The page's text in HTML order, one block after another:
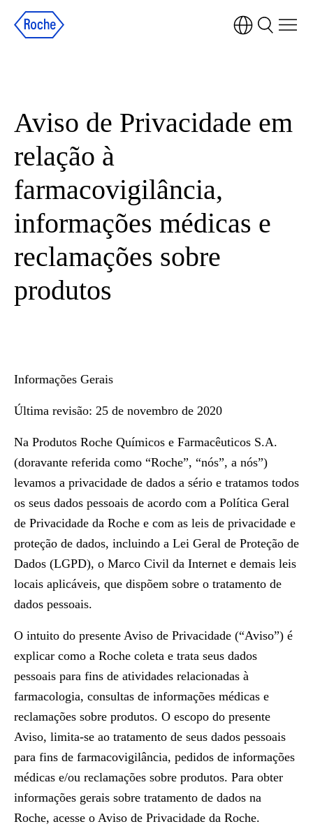
Observação:
este
sistema
acessibilidade.
Aviso de Privacidade em
relação à
farmacovigilância,
informações médicas e
reclamações sobre
produtos
Informações Gerais
Última revisão: 25 de novembro de 2020
Na Produtos Roche Químicos e Farmacêuticos S.A.
(doravante referida como “Roche”, “nós”, a nós”)
levamos a privacidade de dados a sério e tratamos todos
os seus dados pessoais de acordo com a Política Geral
de Privacidade da Roche e com as leis de privacidade e
proteção de dados, incluindo a Lei Geral de Proteção de
Dados (LGPD), o Marco Civil da Internet e demais leis
locais aplicáveis, que dispõem sobre o tratamento de
dados pessoais.
O intuito do presente Aviso de Privacidade (“Aviso”) é
explicar como a Roche coleta e trata seus dados
pessoais para fins de atividades relacionadas à
farmacologia, consultas de informações médicas e
reclamações sobre produtos. O escopo do presente
Aviso, limita-se ao tratamento de seus dados pessoais
para fins de farmacovigilância, pedidos de informações
médicas e/ou reclamações sobre produtos. Para obter
informações gerais sobre tratamento de dados na
Roche, acesse o Aviso de Privacidade da Roche.